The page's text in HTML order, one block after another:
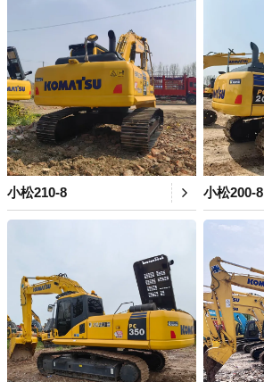
小松210-8 小松200-8